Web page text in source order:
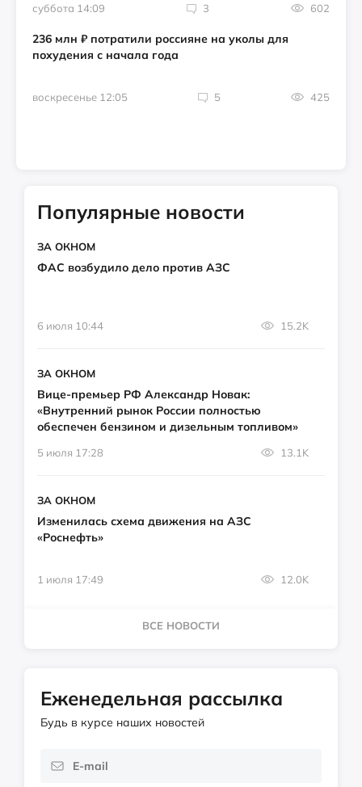
суббота 14:09 3 602
236 млн ₽ потратили россияне на уколы для
похудения с начала года
воскресенье 12:05 5 425
Популярные новости
ЗА ОКНОМ
ФАС возбудило дело против АЗС
6 июля 10:44 15.2K
ЗА ОКНОМ
Вице-премьер РФ Александр Новак:
«Внутренний рынок России полностью
обеспечен бензином и дизельным топливом»
5 июля 17:28 13.1K
ЗА ОКНОМ
Изменилась схема движения на АЗС
«Роснефть»
1 июля 17:49 12.0K
ВСЕ НОВОСТИ
Еженедельная рассылка
Будь в курсе наших новостей